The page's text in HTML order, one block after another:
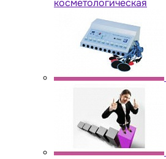
косметологическая